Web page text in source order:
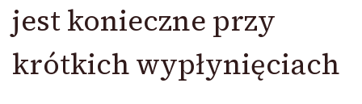
jest konieczne przy
krótkich wypłynięciach